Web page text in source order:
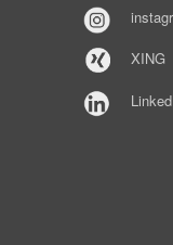
XING